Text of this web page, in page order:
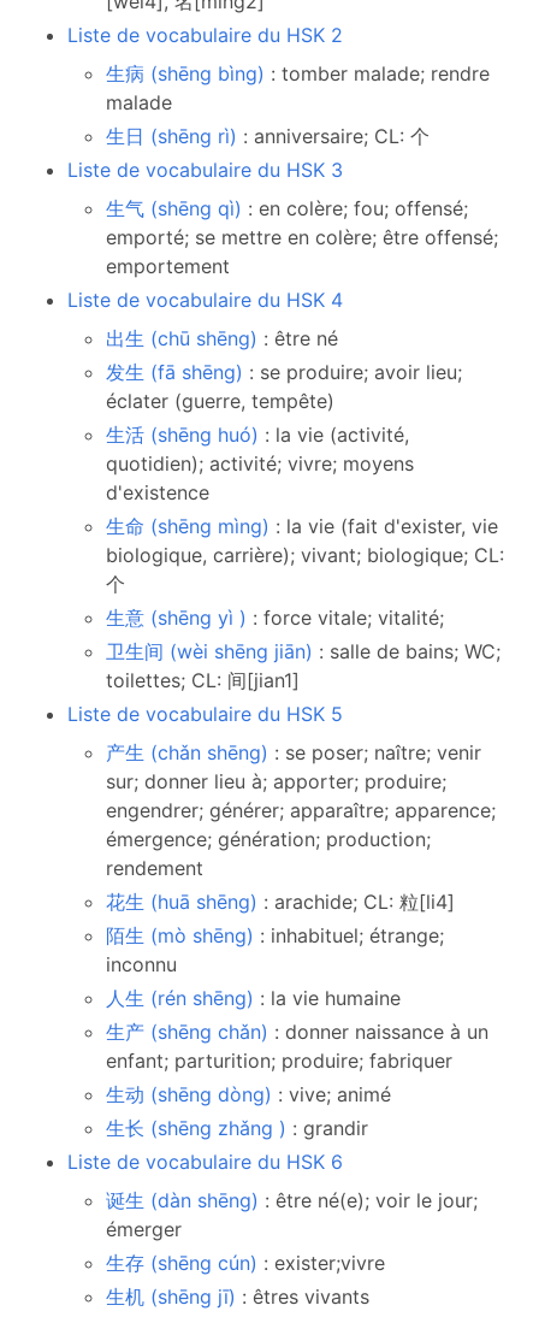
Liste de vocabulaire du HSK 2
生病 (shēng bìng) : tomber malade; rendre
malade
生日 (shēng rì) : anniversaire; CL: 个
Liste de vocabulaire du HSK 3
生气 (shēng qì) : en colère; fou; offensé;
emporté; se mettre en colère; être offensé;
emportement
Liste de vocabulaire du HSK 4
出生 (chū shēng) : être né
发生 (fā shēng) : se produire; avoir lieu;
éclater (guerre, tempête)
生活 (shēng huó) : la vie (activité,
quotidien); activité; vivre; moyens
d'existence
生命 (shēng mìng) : la vie (fait d'exister, vie
biologique, carrière); vivant; biologique; CL:
个
生意 (shēng yì ) : force vitale; vitalité;
卫生间 (wèi shēng jiān) : salle de bains; WC;
toilettes; CL: 间[jian1]
Liste de vocabulaire du HSK 5
产生 (chǎn shēng) : se poser; naître; venir
sur; donner lieu à; apporter; produire;
engendrer; générer; apparaître; apparence;
émergence; génération; production;
rendement
花生 (huā shēng) : arachide; CL: 粒[li4]
陌生 (mò shēng) : inhabituel; étrange;
inconnu
人生 (rén shēng) : la vie humaine
生产 (shēng chǎn) : donner naissance à un
enfant; parturition; produire; fabriquer
生动 (shēng dòng) : vive; animé
生长 (shēng zhǎng ) : grandir
Liste de vocabulaire du HSK 6
诞生 (dàn shēng) : être né(e); voir le jour;
émerger
生存 (shēng cún) : exister;vivre
生机 (shēng jī) : êtres vivants